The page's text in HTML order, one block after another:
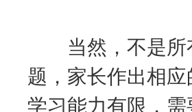
当然，不是所有
题，家长作出相
学习能力有限，